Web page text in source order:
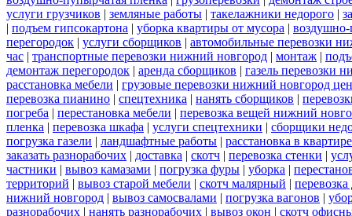
услуги грузчиков | земляные работы | такелажники недорого |
| подъем гипсокартона | уборка квартиры от мусора | воздушно-
перегородок | услуги сборщиков | автомобильные перевозки
час | транспортные перевозки нижний новгород | монтаж |
демонтаж перегородок | аренда сборщиков | газель перевозки
расстановка мебели | грузовые перевозки нижний новгород
перевозка пианино | спецтехника | нанять сборщиков |
погреба | перестановка мебели | перевозка вещей нижний
пленка | перевозка шкафа | услуги спецтехники | сборщики
погрузка газели | ландшафтные работы | расстановка в квартире
заказать разнорабочих | доставка | скотч | перевозка стенки |
частники | вывоз камазами | погрузка фуры | уборка |
территорий | вывоз старой мебели | скотч малярный |
нижний новгород | вывоз самосвалами | погрузка вагонов |
разнорабочих | нанять разнорабочих | вывоз окон | скотч